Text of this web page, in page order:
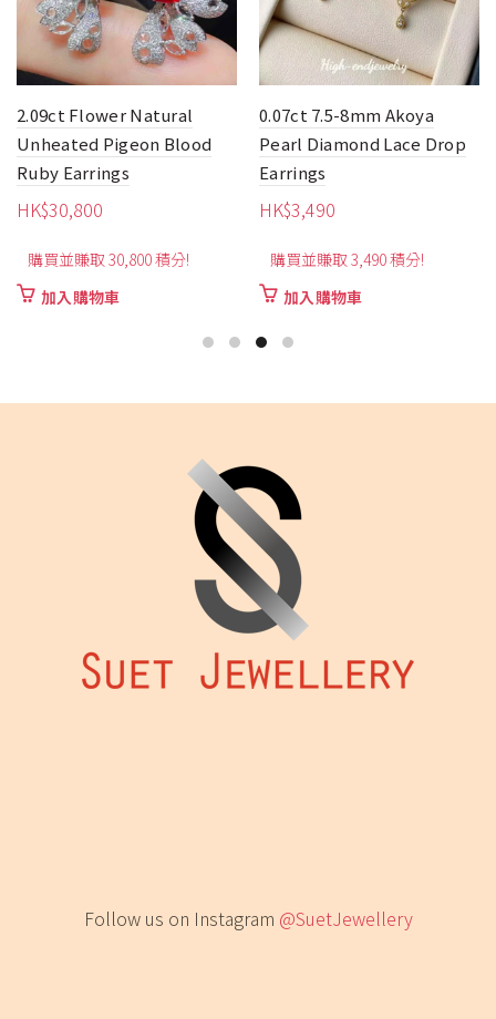
Natural
Blood
積分!
0.07ct 7.5-8mm Akoya
Pearl Diamond Lace Drop
購買並賺取 3,490 積分!
2.2ct Flower
Sapphire
加入購物
Follow us on Instagram @SuetJewellery